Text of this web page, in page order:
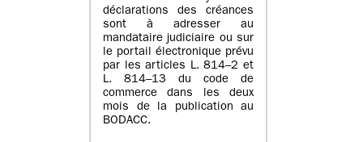
déclarations des créances
sont à adresser au
mandataire judiciaire ou sur
le portail électronique prévu
par les articles L. 814–2 et
L. 814–13 du code de
commerce dans les deux
mois de la publication au
BODACC.